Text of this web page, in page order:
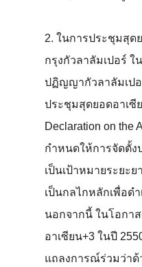
2. ในการประชุมสุด
กรุงกัวลาลัมเปอร์ ใ
ปฏิญญากัวลาลัมเปอ
ประชุมสุดยอดอาเซี
Declaration on the
กำหนดให้การจัดตั้ง
เป็นเป้าหมายระยะ
เป็นกลไกหลักเพื่อด
นอกจากนี้ ในโอกา
อาเซียน+3 ในปี
แถลงการณ์ร่วมว่าด้